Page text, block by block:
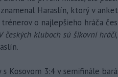
Haraslín, ktorý v
o najlepšieho hráča
českých kluboch sú šikovní
s Kosovom 3:4 v semifinále